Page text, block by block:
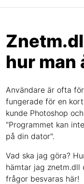
hur man
Användare är ofta
fungerade för en
kunde Photoshop
"Programmet kan
på din dator".
Vad ska jag göra?
hämtar jag znetm.dll
frågor besvaras här!